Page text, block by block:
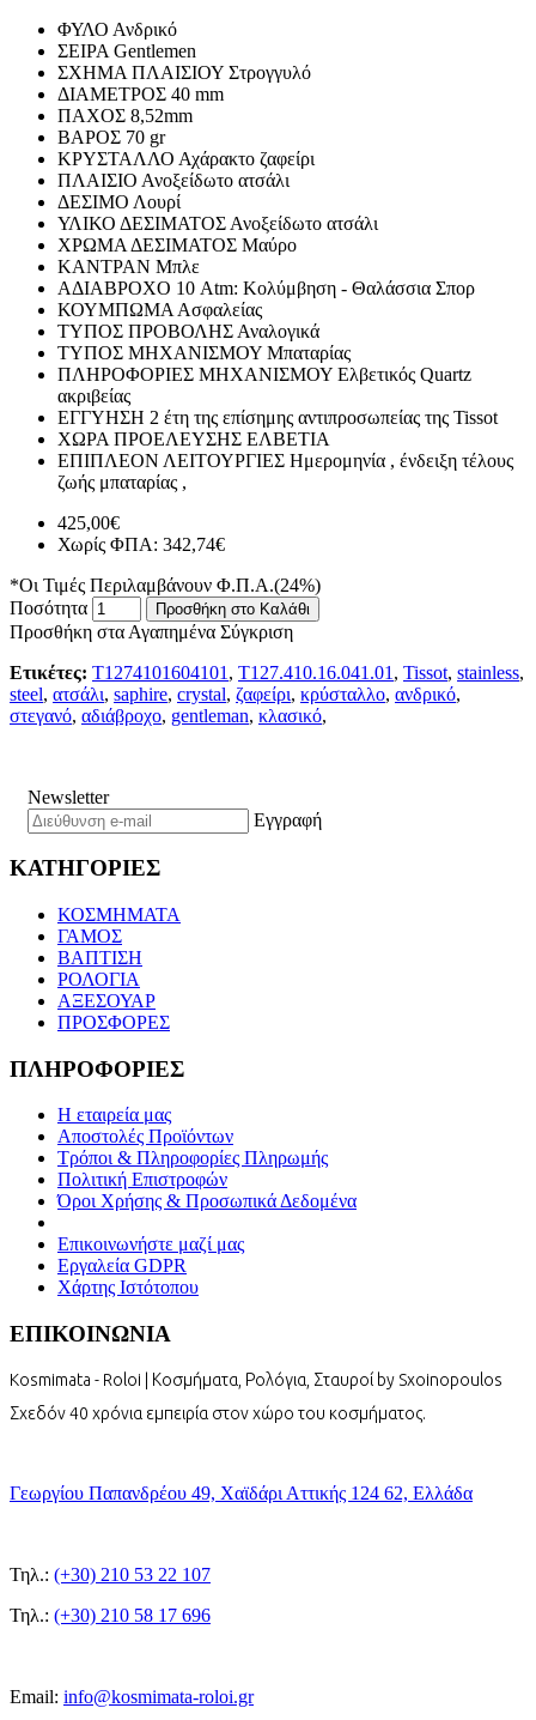
ΦΥΛΟ Ανδρικό
ΣΕΙΡΑ Gentlemen
ΣΧΗΜΑ ΠΛΑΙΣΙΟΥ Στρογγυλό
ΔΙΑΜΕΤΡΟΣ 40 mm
ΠΑΧΟΣ 8,52mm
ΒΑΡΟΣ 70 gr
ΚΡΥΣΤΑΛΛΟ Αχάρακτο ζαφείρι
ΠΛΑΙΣΙΟ Ανοξείδωτο ατσάλι
ΔΕΣΙΜΟ Λουρί
ΥΛΙΚΟ ΔΕΣΙΜΑΤΟΣ Ανοξείδωτο ατσάλι
ΧΡΩΜΑ ΔΕΣΙΜΑΤΟΣ Μαύρο
ΚΑΝΤΡΑΝ Μπλε
ΑΔΙΑΒΡΟΧΟ 10 Atm: Κολύμβηση - Θαλάσσια Σπορ
ΚΟΥΜΠΩΜΑ Ασφαλείας
ΤΥΠΟΣ ΠΡΟΒΟΛΗΣ Αναλογικά
ΤΥΠΟΣ ΜΗΧΑΝΙΣΜΟΥ Μπαταρίας
ΠΛΗΡΟΦΟΡΙΕΣ ΜΗΧΑΝΙΣΜΟΥ Ελβετικός Quartz
ακριβείας
ΕΓΓΥΗΣΗ 2 έτη της επίσημης αντιπροσωπείας της Tissot
ΧΩΡΑ ΠΡΟΕΛΕΥΣΗΣ ΕΛΒΕΤΙΑ
ΕΠΙΠΛΕΟΝ ΛΕΙΤΟΥΡΓΙΕΣ Ημερομηνία , ένδειξη τέλους
ζωής μπαταρίας ,
425,00€
Χωρίς ΦΠΑ: 342,74€
*Οι Τιμές Περιλαμβάνουν Φ.Π.Α.(24%)
Ποσότητα
Προσθήκη στο Καλάθι
Προσθήκη στα Αγαπημένα Σύγκριση
Ετικέτες: T1274101604101 , T127.410.16.041.01 , Tissot, stainless,
steel, ατσάλι, saphire, crystal, ζαφείρι, κρύσταλλο, ανδρικό,
στεγανό, αδιάβροχο, gentleman, κλασικό,
Newsletter
Εγγραφή
ΚΑΤΗΓΟΡΙΕΣ
ΚΟΣΜΗΜΑΤΑ
ΓΑΜΟΣ
ΒΑΠΤΙΣΗ
ΡΟΛΟΓΙΑ
ΑΞΕΣΟΥΑΡ
ΠΡΟΣΦΟΡΕΣ
ΠΛΗΡΟΦΟΡΙΕΣ
Η εταιρεία μας
Αποστολές Προϊόντων
Τρόποι & Πληροφορίες Πληρωμής
Πολιτική Επιστροφών
Όροι Χρήσης & Προσωπικά Δεδομένα
Επικοινωνήστε μαζί μας
Εργαλεία GDPR
Χάρτης Ιστότοπου
ΕΠΙΚΟΙΝΩΝΙΑ
Kosmimata - Roloi | Κοσμήματα, Ρολόγια, Σταυροί by Sxoinopoulos
Σχεδόν 40 χρόνια εμπειρία στον χώρο του κοσμήματος.
Γεωργίου Παπανδρέου 49, Χαϊδάρι Αττικής 124 62, Ελλάδα
Τηλ.: (+30) 210 53 22 107
Τηλ.: (+30) 210 58 17 696
Email: info@kosmimata-roloi.gr